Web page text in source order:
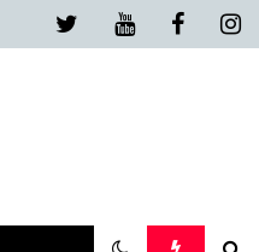
quanto fatura a
que fabrica o
iPhone